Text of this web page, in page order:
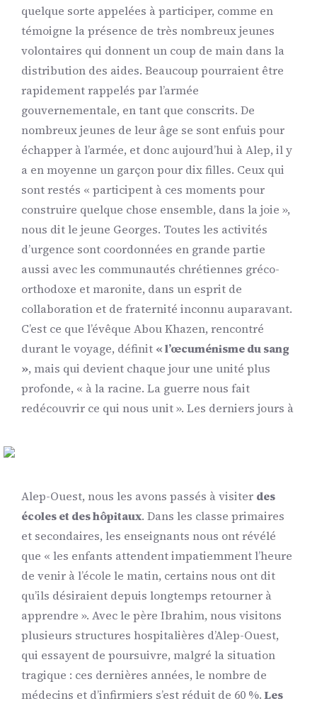
quelque sorte appelées à participer, comme en
témoigne la présence de très nombreux jeunes
volontaires qui donnent un coup de main dans la
distribution des aides. Beaucoup pourraient être
rapidement rappelés par l’armée
gouvernementale, en tant que conscrits. De
nombreux jeunes de leur âge se sont enfuis pour
échapper à l’armée, et donc aujourd’hui à Alep, il y
a en moyenne un garçon pour dix filles. Ceux qui
sont restés « participent à ces moments pour
construire quelque chose ensemble, dans la joie »,
nous dit le jeune Georges. Toutes les activités
d’urgence sont coordonnées en grande partie
aussi avec les communautés chrétiennes gréco-
orthodoxe et maronite, dans un esprit de
collaboration et de fraternité inconnu auparavant.
C’est ce que l’évêque Abou Khazen, rencontré
durant le voyage, définit « l’œcuménisme du sang
», mais qui devient chaque jour une unité plus
profonde, « à la racine. La guerre nous fait
redécouvrir ce qui nous unit ». Les derniers jours à
Alep-Ouest, nous les avons passés à visiter des
écoles et des hôpitaux. Dans les classe primaires
et secondaires, les enseignants nous ont révélé
que « les enfants attendent impatiemment l’heure
de venir à l’école le matin, certains nous ont dit
qu’ils désiraient depuis longtemps retourner à
apprendre ». Avec le père Ibrahim, nous visitons
plusieurs structures hospitalières d’Alep-Ouest,
qui essayent de poursuivre, malgré la situation
tragique : ces dernières années, le nombre de
médecins et d’infirmiers s’est réduit de 60 %.Les